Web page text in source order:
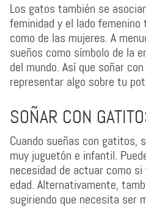
Los gatos también se
feminidad y el lado
como de las mujeres. A
sueños como símbolo de la
del mundo. Así que soñar
representar algo sobre tu
SOÑAR CON
Cuando sueñas con gatitos,
muy juguetón e infantil.
necesidad de actuar como
edad. Alternativamente,
sugiriendo que necesita ser